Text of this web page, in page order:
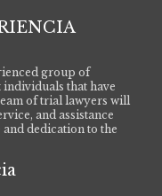
group of
that have
of trial lawyers will
and assistance
dedication to the